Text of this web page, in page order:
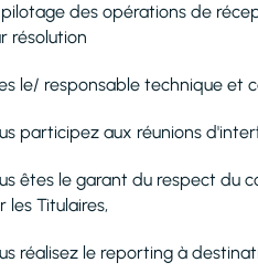
pilotage des opérations de
résolution
le/ responsable technique et
participez aux réunions
êtes le garant du respect du
les Titulaires,
réalisez le reporting à